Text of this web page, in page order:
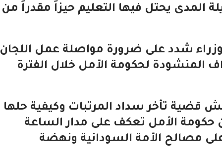
يحتل فيها التعليم حيزاً مقدراً من
شدد على ضرورة مواصلة عمل اللجان
المنشودة لحكومة الأمل خلال الفترة
قضية تأخر سداد المرتبات وكيفية حلها
حكومة الأمل تعكف على مدار الساعة
مصالح الأمة السودانية ونهضة